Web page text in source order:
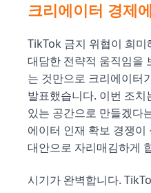
크리에이터 경제
TikTok 금지 위협이 희
대담한 전략적 움직임을
는 것만으로 크리에이터
발표했습니다. 이번 조
있는 공간으로 만들겠다
에이터 인재 확보 경쟁
대안으로 자리매김하게
시기가 완벽합니다.